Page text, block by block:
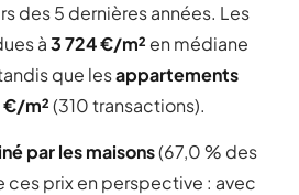
des 5 dernières années. Les
à3 724 €/m² en médiane
que lesappartements
€/m²(310 transactions).
par les maisons(67,0 % des
ces prix en perspective : avec